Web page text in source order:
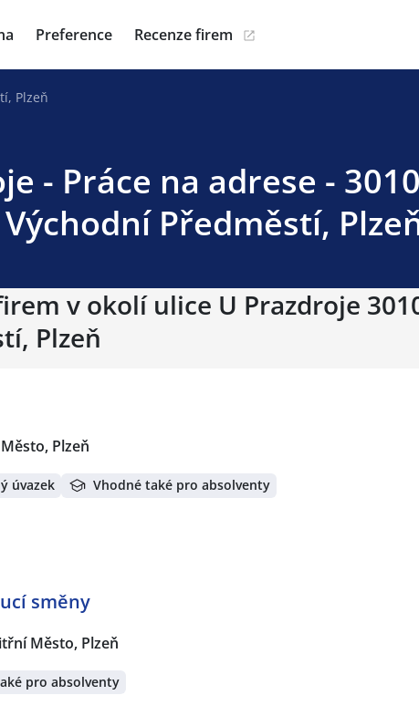
Preference Recenze firem
Plzeň
- Práce na adrese -
Východní Předměstí,
v okolí ulice U Prazdroje
Plzeň
Plzeň
úvazek Vhodné také pro absolventy
směny
Město, Plzeň
pro absolventy